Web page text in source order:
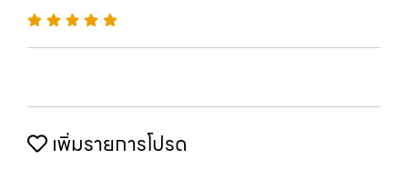
เพิ่มรายการโปรด